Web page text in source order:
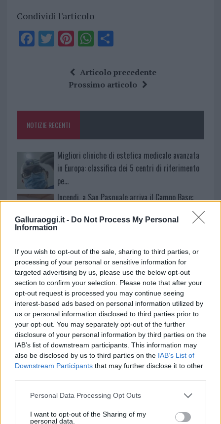
Galluraoggi.it - Do Not Process My Personal
Information
If you wish to opt-out of the sale, sharing to third parties, or
processing of your personal or sensitive information for
targeted advertising by us, please use the below opt-out
section to confirm your selection. Please note that after your
opt-out request is processed you may continue seeing
interest-based ads based on personal information utilized by
us or personal information disclosed to third parties prior to
your opt-out. You may separately opt-out of the further
disclosure of your personal information by third parties on the
IAB’s list of downstream participants. This information may
also be disclosed by us to third parties on the IAB’s List of
Downstream Participants that may further disclose it to other
Please note that this website/app uses one or more Google
not limited to your visit or usage behaviour. You may click to
Personal Data Processing Opt Outs
I want to opt-out of the Sharing of my
personal data.
Condividi l'articolo
F
o
k
T Pi
te
re
W
at
s
p
S
a
re
Articolo precedente
Prossimo articolo
NOTIZIE RECENTI
Migliori cliniche di estetica medicale avanzata
in Europa: classifica dei 5 centri di riferimento
pe…
Incendi, a San Pasquale arriva il Campo Base:
partecipazione per il suo racconto
Calangianus, allarme sul centro accoglienza
minori, Albieri: “Episodi gravissimi”
Gallura, finti clienti svuotano le suite: furto da
50mila nel resort
Meteo Olbia 7 agosto, sole e caldo tornano
protagonisti
fine agosto